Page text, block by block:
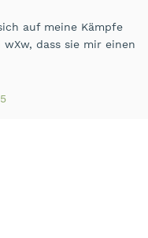
auf meine Kämpfe
wXw, dass sie mir einen